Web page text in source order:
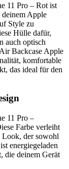
11 Pro – Rot ist
deinem Apple
Style zu
Hülle dafür,
auch optisch
Backcase Apple
komfortable
das ideal für den
11 Pro –
Farbe verleiht
Look, der sowohl
energiegeladen
die deinem Gerät